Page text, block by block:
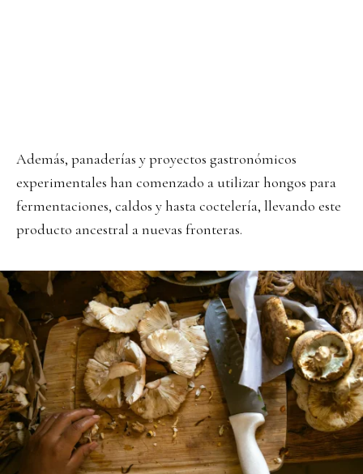
Además, panaderías y proyectos gastronómicos
experimentales han comenzado a utilizar hongos para
fermentaciones, caldos y hasta coctelería, llevando este
producto ancestral a nuevas fronteras.